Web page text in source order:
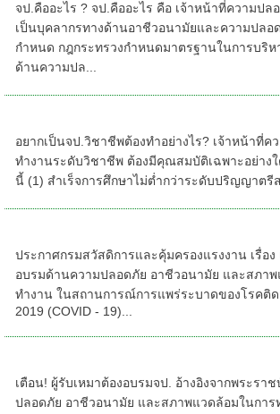
จป.คืออะไร ? จป.คืออะไร คือ เจ้าหน้าที่ความปล
เป็นบุคลากรทางด้านอาชีวอนามัยและความปลอ
กำหนด กฎกระทรวงกำหนดมาตรฐานในการบริห
ด้านความปล...
อยากเป็นจป.วิชาชีพต้องทำอย่างไร? เจ้าหน้าที่ค
ทำงานระดับวิชาชีพ ต้องมีคุณสมบัติเฉพาะอย่างใ
นี้ (1) สำเร็จการศึกษาไม่ต่ำกว่าระดับปริญญาตรีส
ประกาศกรมสวัสดิการและคุ้มครองแรงงาน เรื่อง
อบรมด้านความปลอดภัย อาชีวอนามัย และสภาพ
ทำงาน ในสถานการณ์การแพร่ระบาดของโรคติด
2019 (COVID - 19)...
เตือน! ผู้รับเหมาต้องอบรมจป. อ้างอิงจากพระร
ปลอดภัย อาชีวอนามัย และสภาพแวดล้อมในกา